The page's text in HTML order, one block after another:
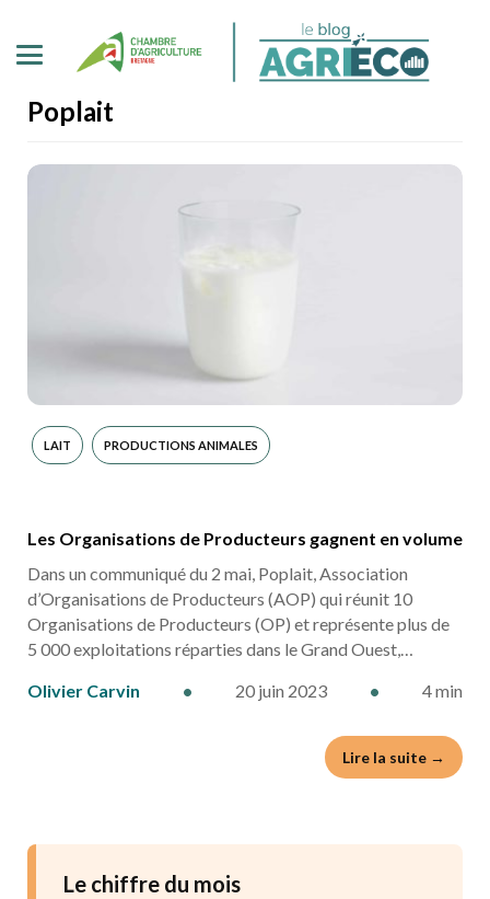
Poplait
LAIT PRODUCTIONS ANIMALES
Les Organisations de Producteurs gagnent en volume
Dans un communiqué du 2 mai, Poplait, Association
d’Organisations de Producteurs (AOP) qui réunit 10
Organisations de Producteurs (OP) et représente plus de
5 000 exploitations réparties dans le Grand Ouest,…
Olivier Carvin
• 20 juin 2023 • 4 min
Lire la suite →
Le chiffre du mois